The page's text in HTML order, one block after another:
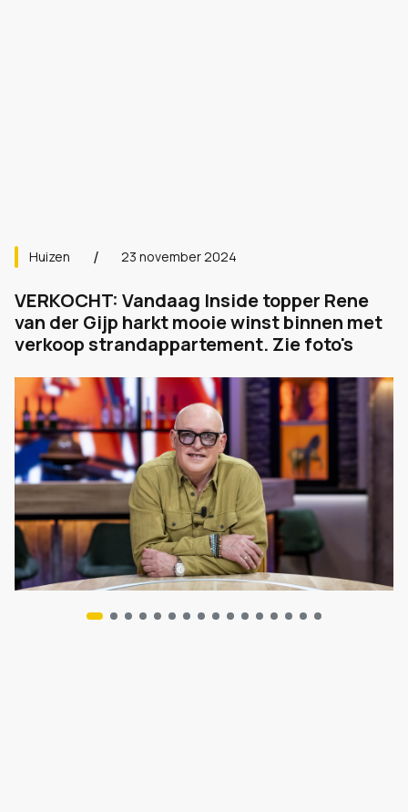
Huizen 23 november 2024
VERKOCHT: Vandaag Inside topper Rene
van der Gijp harkt mooie winst binnen met
verkoop strandappartement. Zie foto's